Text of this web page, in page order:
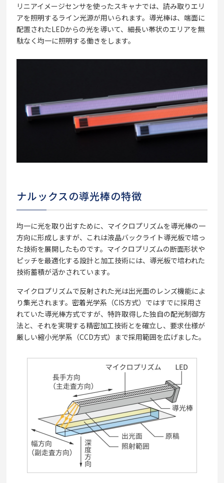
リニアイメージセンサを使ったスキャナでは、読み取りエリ
アを照明するライン光源が用いられます。導光棒は、端面に
配置されたLEDからの光を導いて、細長い帯状のエリアを無
駄なく均一に照明する働きをします。
ナルックスの導光棒の特徴
均一に光を取り出すために、マイクロプリズムを導光棒の一
方向に形成しますが、これは液晶バックライト導光板で培っ
た技術を展開したものです。マイクロプリズムの断面形状や
ピッチを最適化する設計と加工技術には、導光板で培われた
技術蓄積が活かされています。
マイクロプリズムで反射された光は出光面のレンズ機能によ
り集光されます。密着光学系（CIS方式）ではすでに採用さ
れていた導光棒方式ですが、特許取得した独自の配光制御方
法と、それを実現する精密加工技術とを確立し、要求仕様が
厳しい縮小光学系（CCD方式）まで採用範囲を広げました。